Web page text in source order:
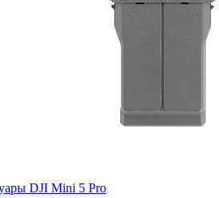
DJI Mini 5 Pro